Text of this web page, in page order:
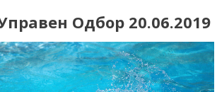
Одбор 20.06.2019